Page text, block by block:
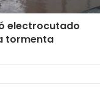
electrocutado
tormenta